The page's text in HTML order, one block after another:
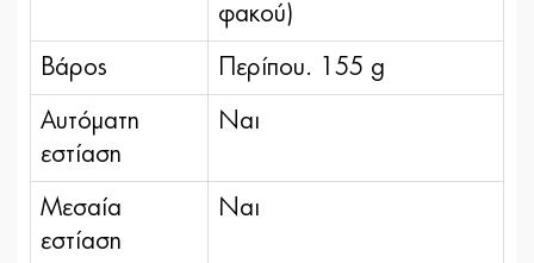
φακού)
Βάρος Περίπου. 155 g
Αυτόματη
εστίαση
Ναι
Μεσαία
εστίαση
Ναι